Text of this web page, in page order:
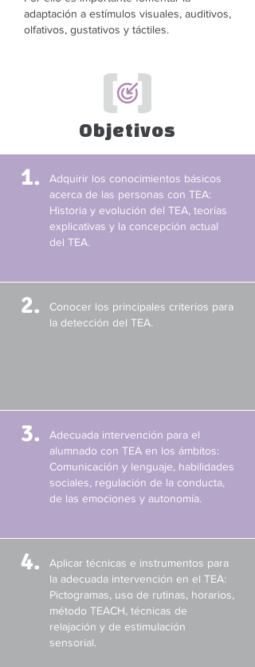
adaptación a estímulos visuales, auditivos,
olfativos, gustativos y táctiles.
1.
Adquirir los conocimientos básicos
acerca de las personas con TEA:
Historia y evolución del TEA, teorías
explicativas y la concepción actual
del TEA.
2.
Conocer los principales criterios para
la detección del TEA.
3.
Adecuada intervención para el
alumnado con TEA en los ámbitos:
Comunicación y lenguaje, habilidades
sociales, regulación de la conducta,
de las emociones y autonomía.
4.
Aplicar técnicas e instrumentos para
la adecuada intervención en el TEA:
Pictogramas, uso de rutinas, horarios,
método TEACH, técnicas de
relajación y de estimulación
sensorial.
Objetivos